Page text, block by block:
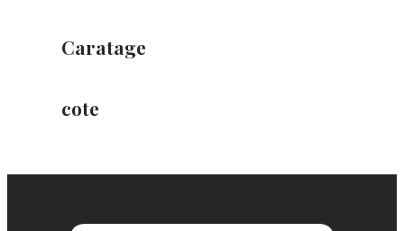
Caratage
cote